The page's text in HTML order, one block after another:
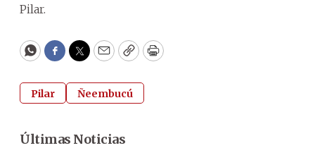
Pilar.
WhatsApp
Facebook
Twitter
EmailCopyPrint
Pilar Ñeembucú
Últimas Noticias